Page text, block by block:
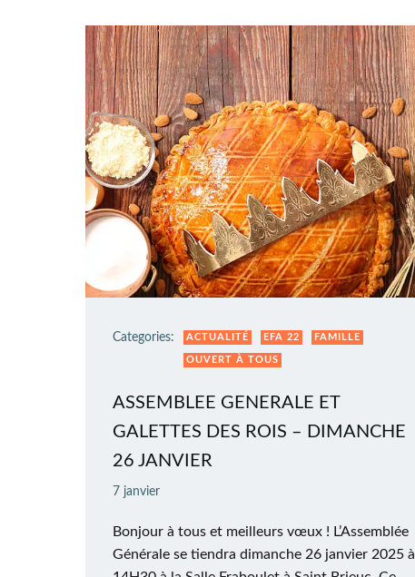
Categories: ACTUALITÉ EFA 22 FAMILLE
OUVERT À TOUS
ASSEMBLEE GENERALE ET
GALETTES DES ROIS – DIMANCHE
26 JANVIER
7 janvier
Bonjour à tous et meilleurs vœux ! L’Assemblée
Générale se tiendra dimanche 26 janvier 2025 à